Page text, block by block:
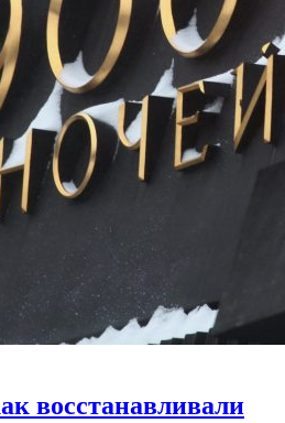
восстанавливали